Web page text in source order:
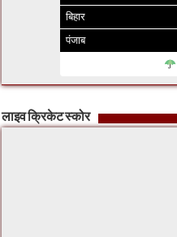
बिहार
पंजाब
लाइव क्रिकेट स्कोर